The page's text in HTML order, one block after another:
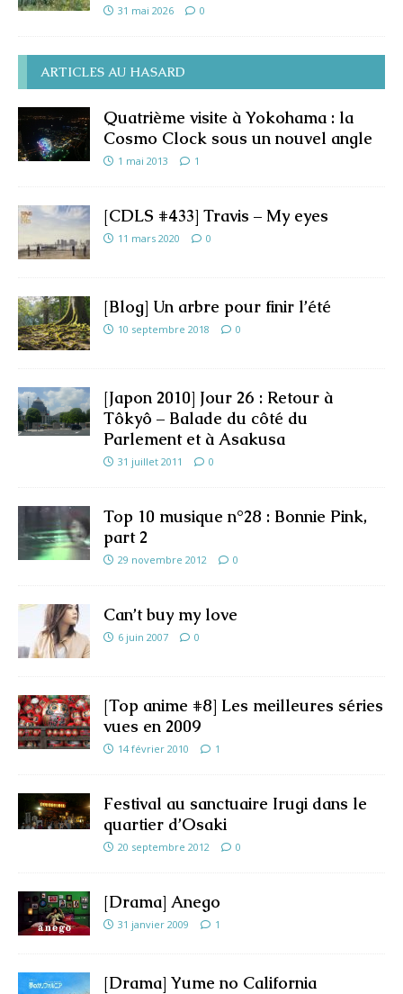
31 mai 2026 0
ARTICLES AU HASARD
Quatrième visite à Yokohama : la
Cosmo Clock sous un nouvel angle
1 mai 2013 1
[CDLS #433] Travis – My eyes
11 mars 2020 0
[Blog] Un arbre pour finir l’été
10 septembre 2018 0
[Japon 2010] Jour 26 : Retour à
Tôkyô – Balade du côté du
Parlement et à Asakusa
31 juillet 2011 0
Top 10 musique n°28 : Bonnie Pink,
part 2
29 novembre 2012 0
Can’t buy my love
6 juin 2007 0
[Top anime #8] Les meilleures séries
vues en 2009
14 février 2010 1
Festival au sanctuaire Irugi dans le
quartier d’Osaki
20 septembre 2012 0
[Drama] Anego
31 janvier 2009 1
[Drama] Yume no California